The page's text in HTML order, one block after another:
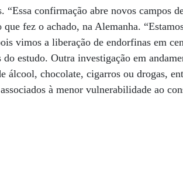
“Essa confirmação abre novos campos
fez o achado, na Alemanha.
vimos a liberação de endorfinas em
estudo. Outra investigação em
álcool, chocolate, cigarros ou drogas,
à menor vulnerabilidade ao